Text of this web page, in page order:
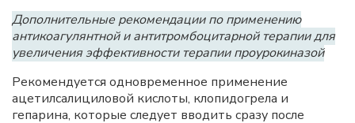
Дополнительные рекомендации по применению
антикоагулянтной и антитромбоцитарной терапии для
увеличения эффективности терапии проурокиназой
Рекомендуется одновременное применение
ацетилсалициловой кислоты, клопидогрела и
гепарина, которые следует вводить сразу после